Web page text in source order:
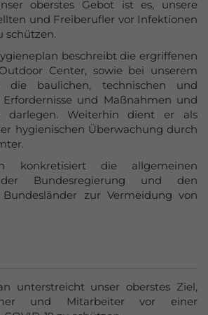
oberstes Gebot ist es, unsere
und Freiberufler vor Infektionen
schützen.
beschreibt die ergriffenen
Center, sowie bei unserem
die baulichen, technischen und
Erfordernisse und Maßnahmen und
darlegen. Weiterhin dient er als
hygienischen Überwachung durch
konkretisiert die allgemeinen
der Bundesregierung und den
zur Vermeidung von
unterstreicht unser oberstes Ziel,
und Mitarbeiter vor einer